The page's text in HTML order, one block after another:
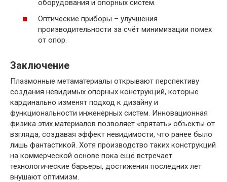
оборудования и опорных систем.
Оптические приборы – улучшения
производительности за счёт минимизации помех
от опор.
Заключение
Плазмонные метаматериалы открывают перспективу
создания невидимых опорных конструкций, которые
кардинально изменят подход к дизайну и
функциональности инженерных систем. Инновационная
физика этих материалов позволяет «прятать» объекты от
взгляда, создавая эффект невидимости, что ранее было
лишь фантастикой. Хотя производство таких конструкций
на коммерческой основе пока ещё встречает
технологические барьеры, достижения последних лет
внушают оптимизм.